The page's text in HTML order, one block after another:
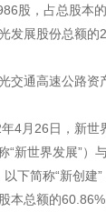
股，占总股本
发展股份总额的
交通高速公路资
年4月26日，新世
“新世界发展”）
下简称“新创建
本总额的